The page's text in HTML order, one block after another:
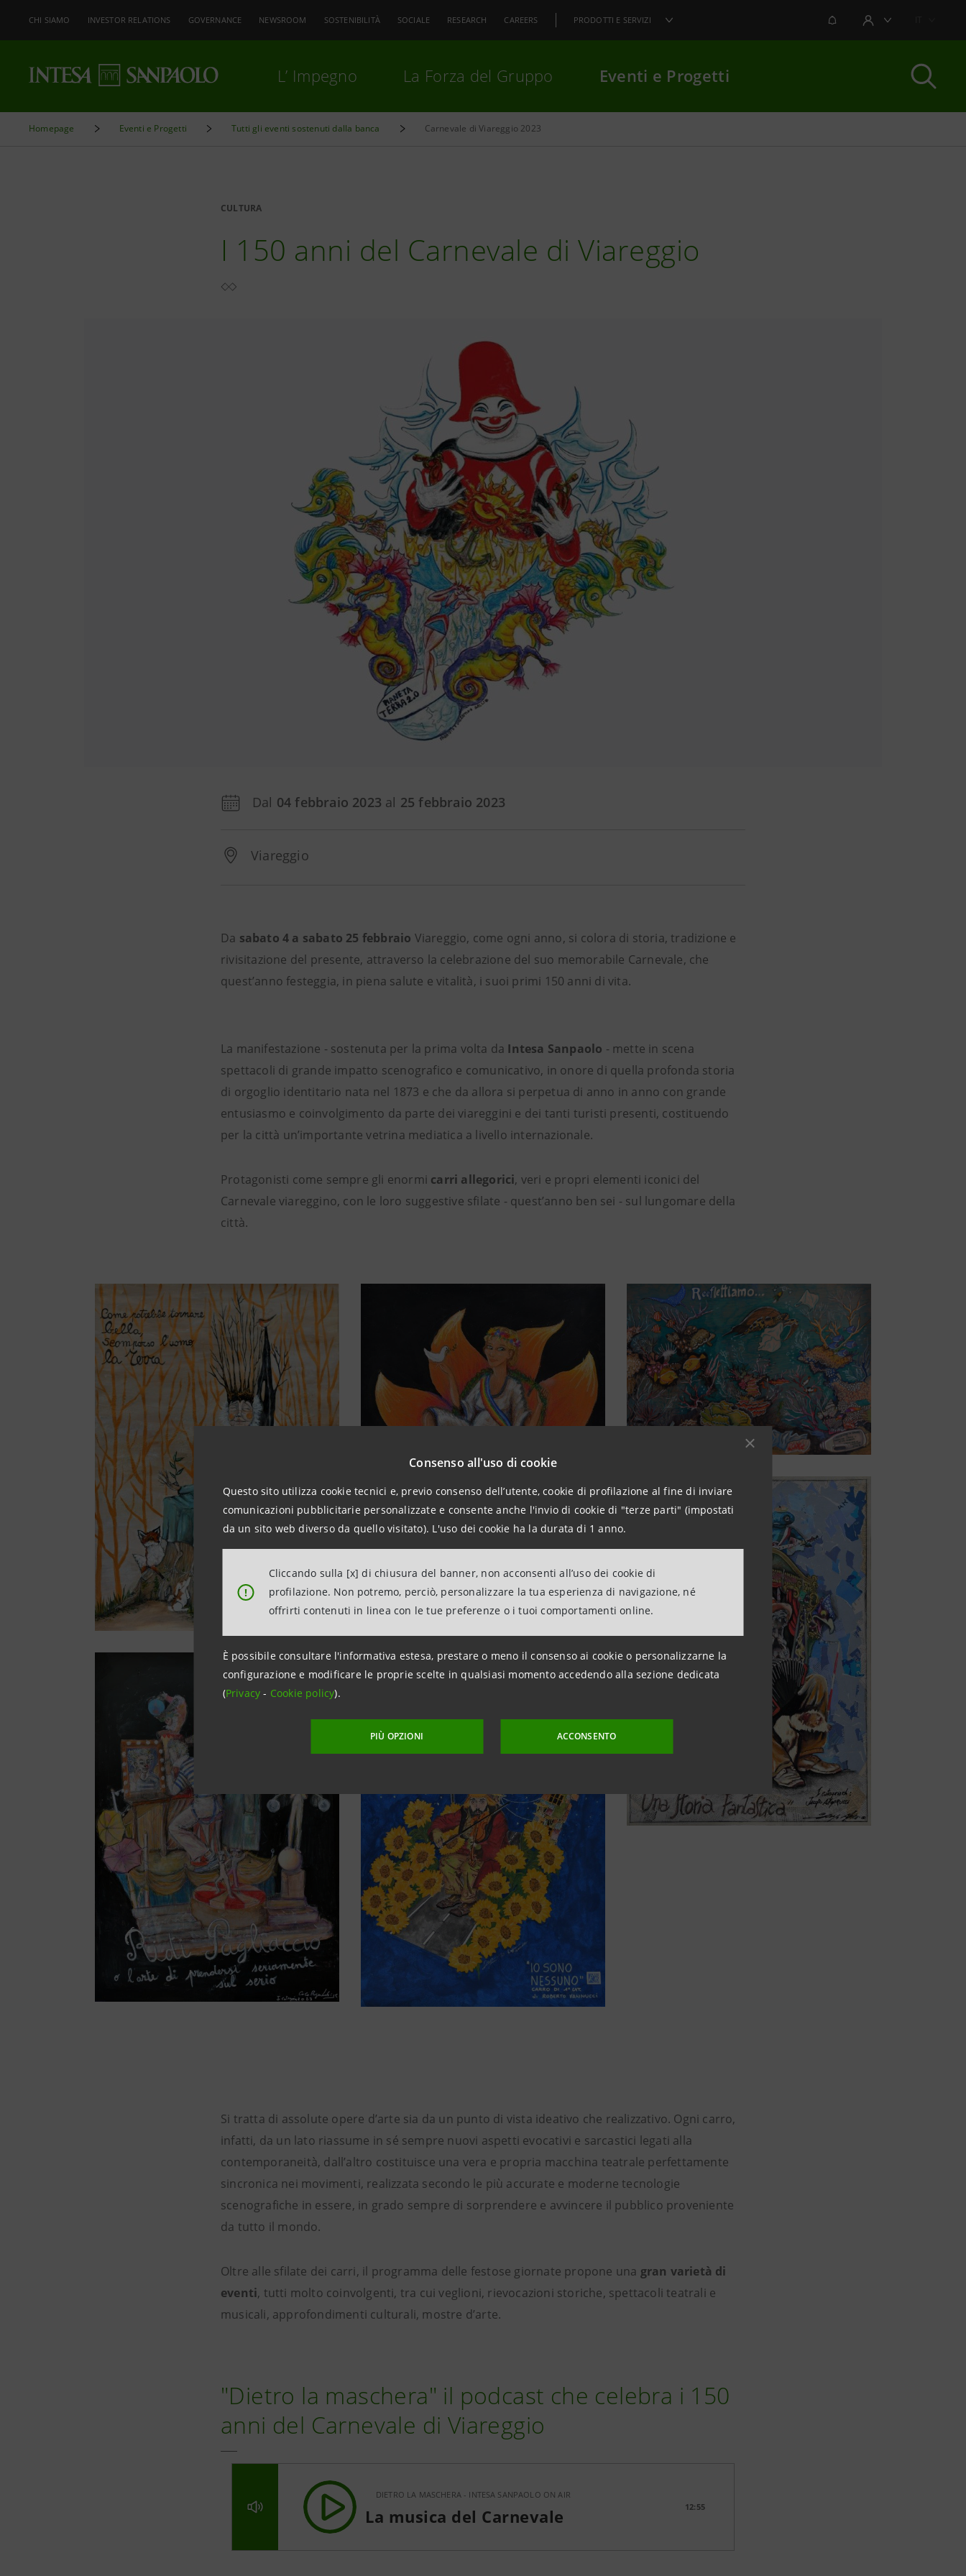
Consenso all'uso di cookie
Questo sito utilizza cookie tecnici e, previo consenso dell’utente, cookie di profilazione al fine di inviare
comunicazioni pubblicitarie personalizzate e consente anche l'invio di cookie di "terze parti" (impostati
da un sito web diverso da quello visitato). L'uso dei cookie ha la durata di 1 anno.
!
Cliccando sulla [x] di chiusura del banner, non acconsenti all’uso dei cookie di
profilazione. Non potremo, perciò, personalizzare la tua esperienza di navigazione, né
offrirti contenuti in linea con le tue preferenze o i tuoi comportamenti online.
È possibile consultare l'informativa estesa, prestare o meno il consenso ai cookie o personalizzarne la
configurazione e modificare le proprie scelte in qualsiasi momento accedendo alla sezione dedicata
(Privacy- Cookie policy).
PIÙ OPZIONI ACCONSENTO
CHI SIAMO INVESTOR RELATIONS GOVERNANCE NEWSROOM SOSTENIBILITÀ SOCIALE RESEARCH CAREERS PRODOTTI E SERVIZI NOTIFICHEAREA UTENTE
L’ Impegno La Forza del Gruppo Eventi e Progetti
Homepage Eventi e Progetti Tutti gli eventi sostenuti dalla banca Carnevale di Viareggio 2023
CULTURA
I 150 anni del Carnevale di Viareggio
Dal 04 febbraio 2023 al 25 febbraio 2023
Viareggio
Da sabato 4 a sabato 25 febbraio Viareggio, come ogni anno, si colora di storia, tradizione e
rivisitazione del presente, attraverso la celebrazione del suo memorabile Carnevale, che
quest’anno festeggia, in piena salute e vitalità, i suoi primi 150 anni di vita.
La manifestazione - sostenuta per la prima volta da Intesa Sanpaolo - mette in scena
spettacoli di grande impatto scenografico e comunicativo, in onore di quella profonda storia
di orgoglio identitario nata nel 1873 e che da allora si perpetua di anno in anno con grande
entusiasmo e coinvolgimento da parte dei viareggini e dei tanti turisti presenti, costituendo
per la città un’importante vetrina mediatica a livello internazionale.
Protagonisti come sempre gli enormi carri allegorici, veri e propri elementi iconici del
Carnevale viareggino, con le loro suggestive sfilate - quest’anno ben sei - sul lungomare della
città.
Si tratta di assolute opere d’arte sia da un punto di vista ideativo che realizzativo. Ogni carro,
infatti, da un lato riassume in sé sempre nuovi aspetti evocativi e sarcastici legati alla
contemporaneità, dall’altro costituisce una vera e propria macchina teatrale perfettamente
sincronica nei movimenti, realizzata secondo le più accurate e moderne tecnologie
scenografiche in essere, in grado sempre di sorprendere e avvincere il pubblico proveniente
da tutto il mondo.
Oltre alle sfilate dei carri, il programma delle festose giornate propone una gran varietà di
eventi, tutti molto coinvolgenti, tra cui veglioni, rievocazioni storiche, spettacoli teatrali e
musicali, approfondimenti culturali, mostre d’arte.
"Dietro la maschera" il podcast che celebra i 150
anni del Carnevale di Viareggio
DIETRO LA MASCHERA - INTESA SANPAOLO ON AIR
La musica del Carnevale 12:55